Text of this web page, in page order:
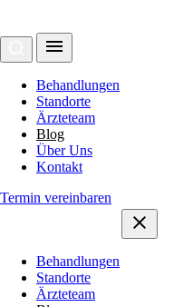
Behandlungen
Standorte
Ärzteteam
Blog
Über Uns
Kontakt
Termin vereinbaren
Behandlungen
Standorte
Ärzteteam